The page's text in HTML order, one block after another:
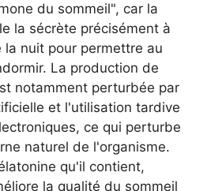
du sommeil", car la
la sécrète précisément à
la nuit pour permettre au
La production de
notamment perturbée par
et l'utilisation tardive
ce qui perturbe
naturel de l'organisme.
qu'il contient,
la qualité du sommeil